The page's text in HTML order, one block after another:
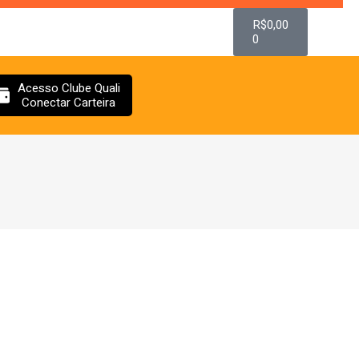
R$0,00
0
Acesso Clube Quali
Conectar Carteira